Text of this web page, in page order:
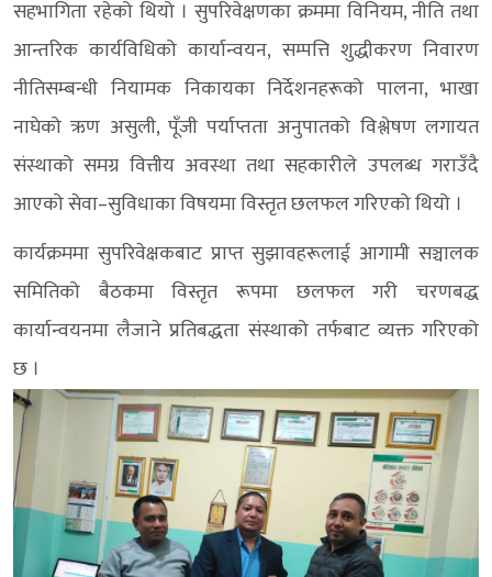
सहभागिता रहेको थियो । सुपरिवेक्षणका क्रममा विनियम, नीति तथा
आन्तरिक कार्यविधिको कार्यान्वयन, सम्पत्ति शुद्धीकरण निवारण
नीतिसम्बन्धी नियामक निकायका निर्देशनहरूको पालना, भाखा
नाघेको ऋण असुली, पूँजी पर्याप्तता अनुपातको विश्लेषण लगायत
संस्थाको समग्र वित्तीय अवस्था तथा सहकारीले उपलब्ध गराउँदै
आएको सेवा–सुविधाका विषयमा विस्तृत छलफल गरिएको थियो ।
कार्यक्रममा सुपरिवेक्षकबाट प्राप्त सुझावहरूलाई आगामी सञ्चालक
समितिको बैठकमा विस्तृत रूपमा छलफल गरी चरणबद्ध
कार्यान्वयनमा लैजाने प्रतिबद्धता संस्थाको तर्फबाट व्यक्त गरिएको
छ ।